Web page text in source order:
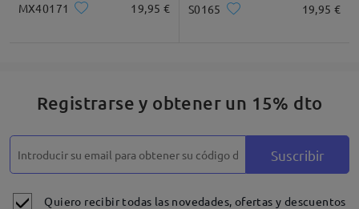
MX40171 19,95 € S0165 19,95 €
Registrarse y obtener un 15% dto
Suscribir
Quiero recibir todas las novedades, ofertas y descuentos